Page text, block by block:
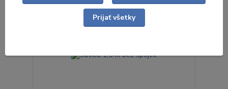
Prijať všetky